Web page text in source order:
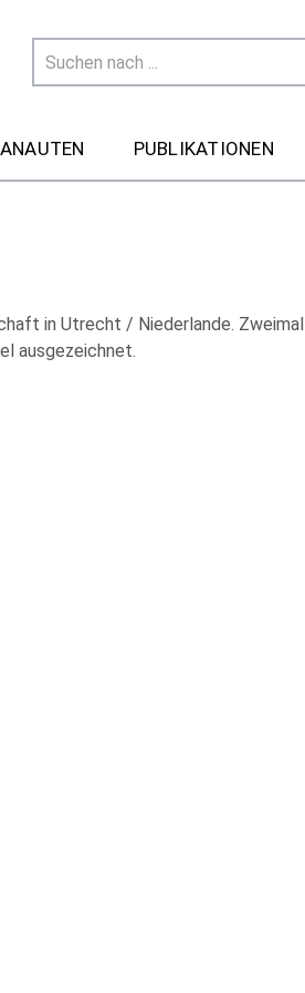
PUBLIKATIONEN
in Utrecht / Niederlande. Zweimal
ausgezeichnet.